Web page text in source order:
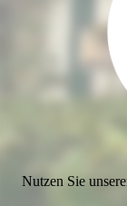
Nutzen Sie